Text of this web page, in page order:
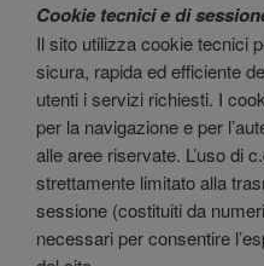
Cookie tecnici e di
Il sito utilizza cookie tecnici
sicura, rapida ed efficiente
utenti i servizi richiesti. I
per la navigazione e per
alle aree riservate. L’uso di
strettamente limitato alla
sessione (costituiti da
necessari per consentire